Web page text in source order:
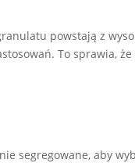
powstają z
To sprawia, że
segregowane, aby